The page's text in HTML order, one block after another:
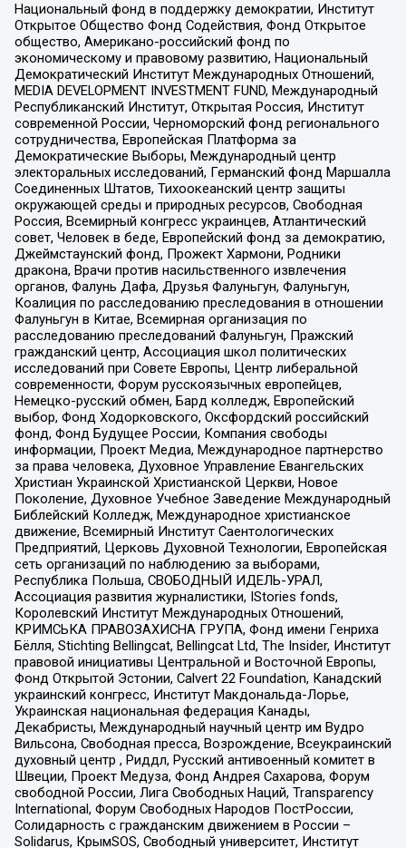
Национальный фонд в поддержку демократии, Институт
Открытое Общество Фонд Содействия, Фонд Открытое
общество, Американо-российский фонд по
экономическому и правовому развитию, Национальный
Демократический Институт Международных Отношений,
MEDIA DEVELOPMENT INVESTMENT FUND, Международный
Республиканский Институт, Открытая Россия, Институт
современной России, Черноморский фонд регионального
сотрудничества, Европейская Платформа за
Демократические Выборы, Международный центр
электоральных исследований, Германский фонд Маршалла
Соединенных Штатов, Тихоокеанский центр защиты
окружающей среды и природных ресурсов, Свободная
Россия, Всемирный конгресс украинцев, Атлантический
совет, Человек в беде, Европейский фонд за демократию,
Джеймстаунский фонд, Прожект Хармони, Родники
дракона, Врачи против насильственного извлечения
органов, Фалунь Дафа, Друзья Фалуньгун, Фалуньгун,
Коалиция по расследованию преследования в отношении
Фалуньгун в Китае, Всемирная организация по
расследованию преследований Фалуньгун, Пражский
гражданский центр, Ассоциация школ политических
исследований при Совете Европы, Центр либеральной
современности, Форум русскоязычных европейцев,
Немецко-русский обмен, Бард колледж, Европейский
выбор, Фонд Ходорковского, Оксфордский российский
фонд, Фонд Будущее России, Компания свободы
информации, Проект Медиа, Международное партнерство
за права человека, Духовное Управление Евангельских
Христиан Украинской Христианской Церкви, Новое
Поколение, Духовное Учебное Заведение Международный
Библейский Колледж, Международное христианское
движение, Всемирный Институт Саентологических
Предприятий, Церковь Духовной Технологии, Европейская
сеть организаций по наблюдению за выборами,
Республика Польша, СВОБОДНЫЙ ИДЕЛЬ-УРАЛ,
Ассоциация развития журналистики, IStories fonds,
Королевский Институт Международных Отношений,
КРИМСЬКА ПРАВОЗАХИСНА ГРУПА, Фонд имени Генриха
Бёлля, Stichting Bellingcat, Bellingcat Ltd, The Insider, Институт
правовой инициативы Центральной и Восточной Европы,
Фонд Открытой Эстонии, Calvert 22 Foundation, Канадский
украинский конгресс, Институт Макдональда-Лорье,
Украинская национальная федерация Канады,
Декабристы, Международный научный центр им Вудро
Вильсона, Свободная пресса, Возрождение, Всеукраинский
духовный центр , Риддл, Русский антивоенный комитет в
Швеции, Проект Медуза, Фонд Андрея Сахарова, Форум
свободной России, Лига Свободных Наций, Transparеncy
International, Форум Свободных Народов ПостРоссии,
Солидарность с гражданским движением в России –
Solidarus, КрымSOS, Свободный университет, Институт